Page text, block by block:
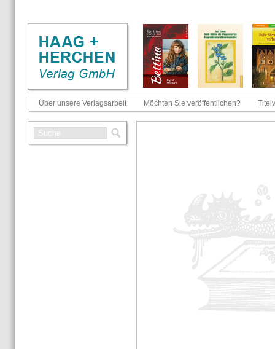
Über unsere Verlagsarbeit Möchten Sie veröffentlichen?